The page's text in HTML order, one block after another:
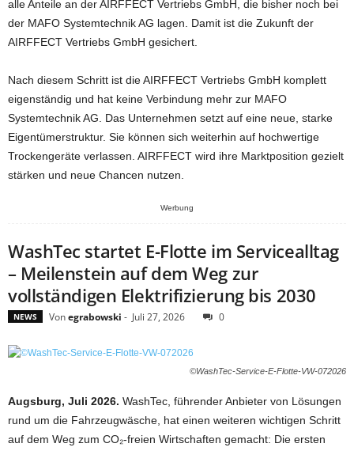
alle Anteile an der AIRFFECT Vertriebs GmbH, die bisher noch bei
der MAFO Systemtechnik AG lagen. Damit ist die Zukunft der
AIRFFECT Vertriebs GmbH gesichert.
Nach diesem Schritt ist die AIRFFECT Vertriebs GmbH komplett
eigenständig und hat keine Verbindung mehr zur MAFO
Systemtechnik AG. Das Unternehmen setzt auf eine neue, starke
Eigentümerstruktur. Sie können sich weiterhin auf hochwertige
Trockengeräte verlassen. AIRFFECT wird ihre Marktposition gezielt
stärken und neue Chancen nutzen.
Werbung
WashTec startet E-Flotte im Servicealltag
– Meilenstein auf dem Weg zur
vollständigen Elektrifizierung bis 2030
NEWS Vonegrabowski - Juli 27, 2026 0
©WashTec-Service-E-Flotte-VW-072026
Augsburg, Juli 2026. WashTec, führender Anbieter von Lösungen
rund um die Fahrzeugwäsche, hat einen weiteren wichtigen Schritt
auf dem Weg zum CO₂-freien Wirtschaften gemacht: Die ersten